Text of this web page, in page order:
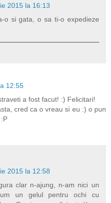
2015 la 16:13
o si gata, o sa ti-o expedieze
12:55
a fost facut! :) Felicitari!
cred ca o vreau si eu :) o pun
2015 la 12:58
clar n-ajung, n-am nici un
un gelul pentru ochi cu